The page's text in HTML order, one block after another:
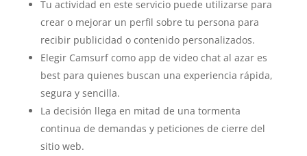
Tu actividad en este servicio puede utilizarse para
crear o mejorar un perfil sobre tu persona para
recibir publicidad o contenido personalizados.
Elegir Camsurf como app de video chat al azar es
best para quienes buscan una experiencia rápida,
segura y sencilla.
La decisión llega en mitad de una tormenta
continua de demandas y peticiones de cierre del
sitio web.